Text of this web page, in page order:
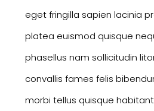
eget fringilla sapien lacinia
platea euismod quisque
phasellus nam sollicitudin
convallis fames felis
morbi tellus quisque